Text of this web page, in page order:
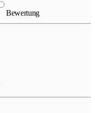
Bewertung